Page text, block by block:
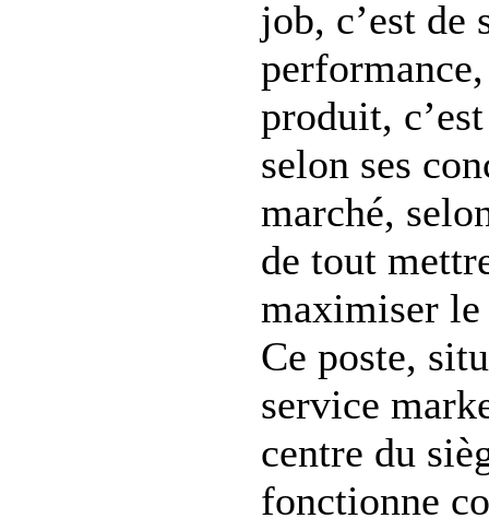
job, c’est de
produit,
selon ses
marché,
de tout
maximiser
Ce poste,
service
centre du
fonctionne